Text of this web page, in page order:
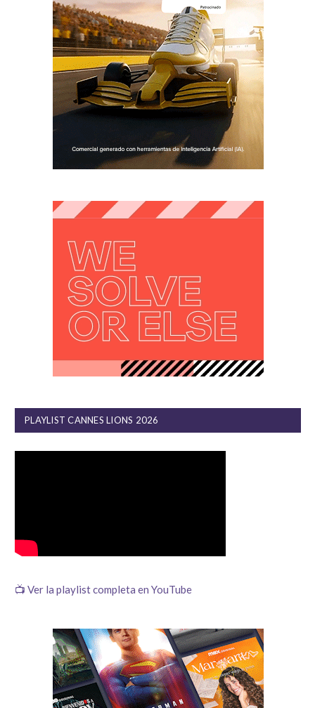
PLAYLIST CANNES LIONS 2026
📺 Ver la playlist completa en YouTube